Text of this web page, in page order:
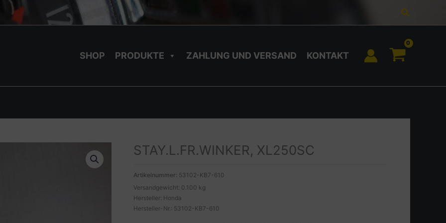
Suchen
SHOP PRODUKTE ZAHLUNG UND VERSAND KONTAKT
STAY.L.FR.WINKER, XL250SC
Artikelnummer: 53102-KB7-610
Versandgewicht: 0.100 kg
Hersteller: Honda
Hersteller-Nr.: 53102-KB7-610